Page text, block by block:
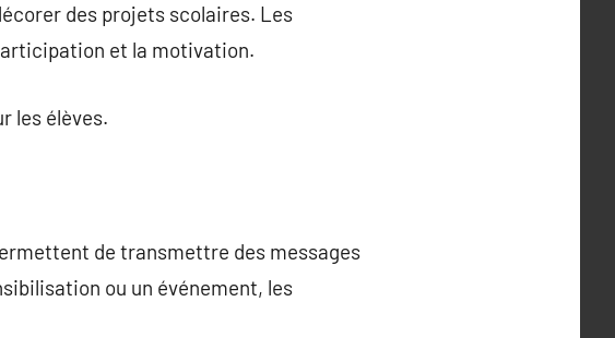
des projets scolaires. Les
et la motivation.
les élèves.
de transmettre des messages
ou un événement, les